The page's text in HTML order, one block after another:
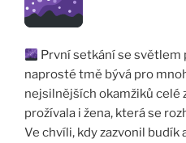
První setkání se světlem
naprosté tmě bývá pro
nejsilnějších okamžiků celé
prožívala i žena, která se
Ve chvíli, kdy zazvonil budík